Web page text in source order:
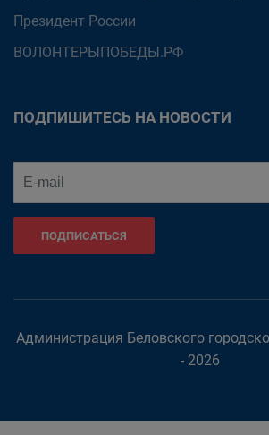
Президент России
ВОЛОНТЕРЫПОБЕДЫ.РФ
ПОДПИШИТЕСЬ НА НОВОСТИ
ПОДПИСАТЬСЯ
Администрация Беловского
- 2026